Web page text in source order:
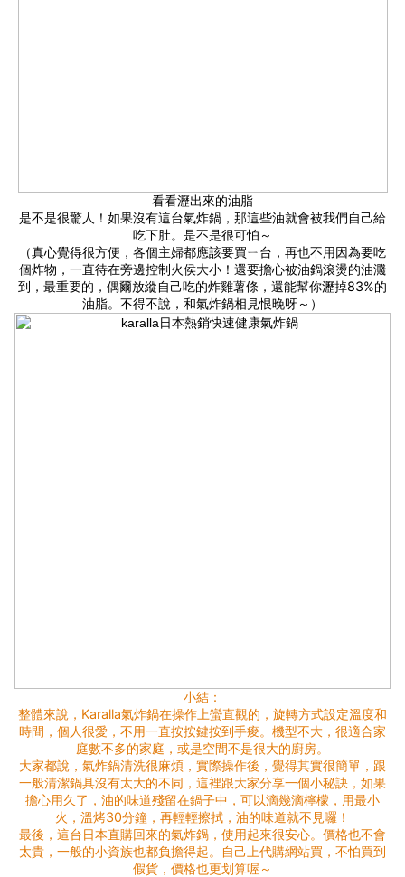
看看瀝出來的油脂
是不是很驚人！如果沒有這台氣炸鍋，那這些油就會被我們自己給
吃下肚。是不是很可怕～
（真心覺得很方便，各個主婦都應該要買ㄧ台，再也不用因為要吃
個炸物，一直待在旁邊控制火侯大小！還要擔心被油鍋滾燙的油濺
到，最重要的，偶爾放縱自己吃的炸雞薯條，還能幫你瀝掉83%的
油脂。不得不說，和氣炸鍋相見恨晚呀～）
小結：
整體來說，Karalla氣炸鍋在操作上蠻直觀的，旋轉方式設定溫度和
時間，個人很愛，不用一直按按鍵按到手痠。機型不大，很適合家
庭數不多的家庭，或是空間不是很大的廚房。
大家都說，氣炸鍋清洗很麻煩，實際操作後，覺得其實很簡單，跟
一般清潔鍋具沒有太大的不同，這裡跟大家分享一個小秘訣，如果
擔心用久了，油的味道殘留在鍋子中，可以滴幾滴檸檬，用最小
火，溫烤30分鐘，再輕輕擦拭，油的味道就不見囉！
最後，這台日本直購回來的氣炸鍋，使用起來很安心。價格也不會
太貴，一般的小資族也都負擔得起。自己上代購網站買，不怕買到
假貨，價格也更划算喔～